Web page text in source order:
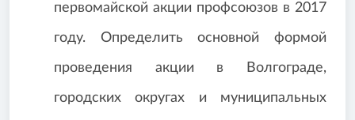
первомайской акции профсоюзов в 2017
году. Определить основной формой
проведения акции в Волгограде,
городских округах и муниципальных